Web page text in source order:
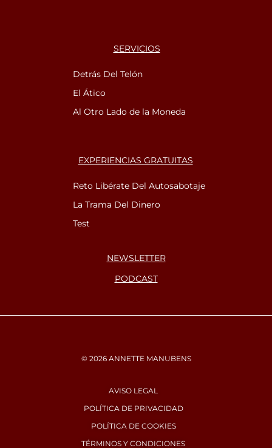
SERVICIOS
Detrás Del Telón
El Ático
Al Otro Lado de la Moneda
EXPERIENCIAS GRATUITAS
Reto Libérate Del Autosabotaje
La Trama Del Dinero
Test
NEWSLETTER
PODCAST
© 2026 ANNETTE MANUBENS
AVISO LEGAL
POLÍTICA DE PRIVACIDAD
POLÍTICA DE COOKIES
TÉRMINOS Y CONDICIONES